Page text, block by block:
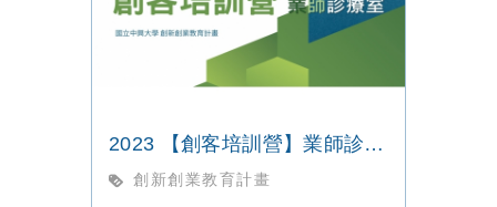
2023 【創客培訓營】業師診療室
創新創業教育計畫